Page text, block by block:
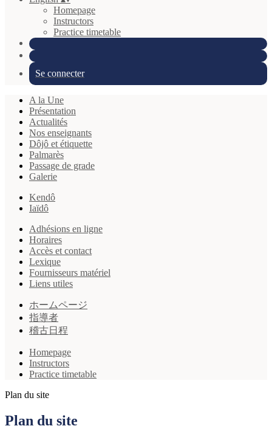
Homepage
Instructors
Practice timetable
Se connecter
A la Une
Présentation
Actualités
Nos enseignants
Dôjô et étiquette
Palmarès
Passage de grade
Galerie
Kendô
Iaïdô
Adhésions en ligne
Horaires
Accès et contact
Lexique
Fournisseurs matériel
Liens utiles
ホームページ
指導者
稽古日程
Homepage
Instructors
Practice timetable
Plan du site
Plan du site